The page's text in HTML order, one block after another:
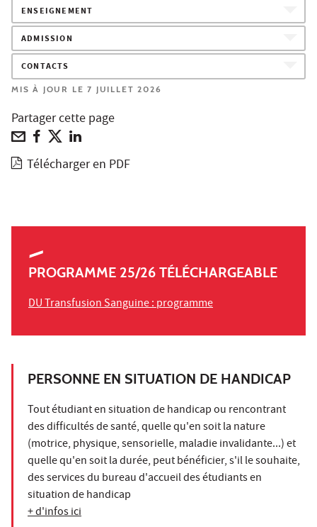
ENSEIGNEMENT
ADMISSION
CONTACTS
MIS À JOUR LE 7 JUILLET 2026
Partager cette page
Télécharger en PDF
PROGRAMME 25/26 TÉLÉCHARGEABLE
DU Transfusion Sanguine : programme
PERSONNE EN SITUATION DE HANDICAP
Tout étudiant en situation de handicap ou rencontrant
des difficultés de santé, quelle qu'en soit la nature
(motrice, physique, sensorielle, maladie invalidante...) et
quelle qu'en soit la durée, peut bénéficier, s'il le souhaite,
des services du bureau d'accueil des étudiants en
situation de handicap
+ d'infos ici